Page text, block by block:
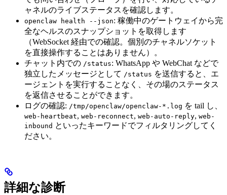
ャネルのライブステータスを確認します。
openclaw health --json: 稼働中のゲートウェイから完
全なヘルスのスナップショットを取得します
（WebSocket 経由での確認。個別のチャネルソケット
を直接操作することはありません）。
チャット内での /status: WhatsApp や WebChat などで
独立したメッセージとして /status を送信すると、エ
ージェントを実行することなく、その場のステータス
を返信させることができます。
ログの確認: /tmp/openclaw/openclaw-*.log を tail し、
web-heartbeat, web-reconnect, web-auto-reply, web-
inbound といったキーワードでフィルタリングしてく
ださい。
詳細な診断